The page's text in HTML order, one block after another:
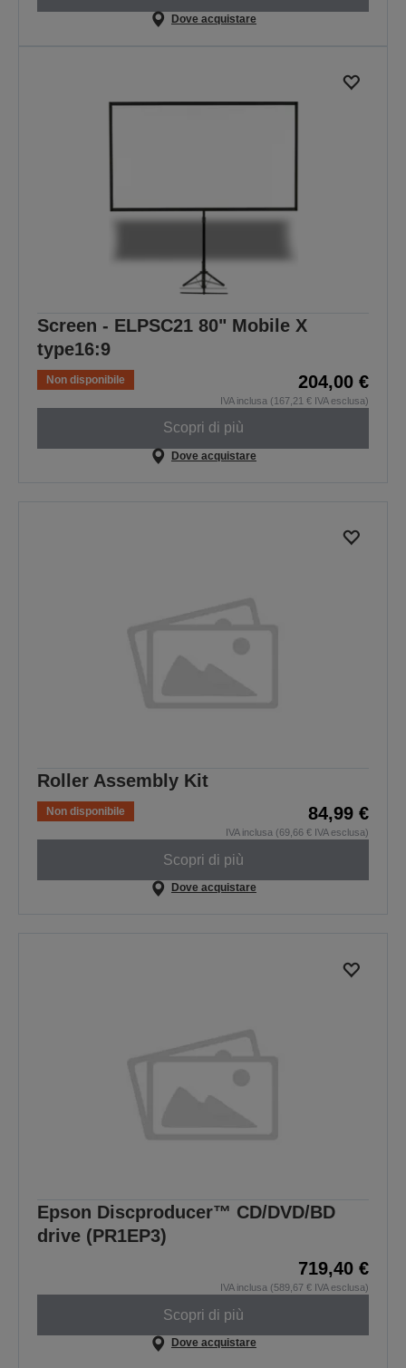
Dove acquistare
Screen - ELPSC21 80" Mobile X
type16:9
Non disponibile 204,00 €
IVA inclusa (167,21 € IVA esclusa)
Scopri di più
Dove acquistare
Roller Assembly Kit
Non disponibile 84,99 €
IVA inclusa (69,66 € IVA esclusa)
Scopri di più
Dove acquistare
Epson Discproducer™ CD/DVD/BD
drive (PR1EP3)
719,40 €
IVA inclusa (589,67 € IVA esclusa)
Scopri di più
Dove acquistare